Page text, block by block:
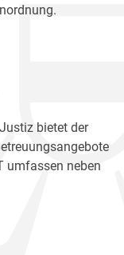
bietet der
umfassen neben